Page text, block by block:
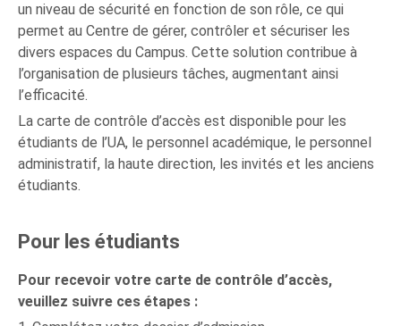
un niveau de sécurité en fonction de son rôle, ce qui
permet au Centre de gérer, contrôler et sécuriser les
divers espaces du Campus. Cette solution contribue à
l’organisation de plusieurs tâches, augmentant ainsi
l’efficacité.
La carte de contrôle d’accès est disponible pour les
étudiants de l’UA, le personnel académique, le personnel
administratif, la haute direction, les invités et les anciens
étudiants.
Pour les étudiants
Pour recevoir votre carte de contrôle d’accès,
veuillez suivre ces étapes :